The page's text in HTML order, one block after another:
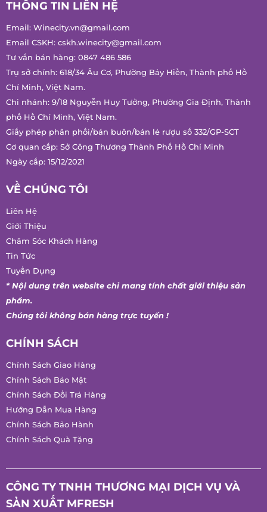
Email:Winecity.vn@gmail.com
Email CSKH:cskh.winecity@gmail.com
Tư vấn bán hàng:0847 486 586
Trụ sở chính: 618/34 Âu Cơ, Phường Bảy Hiền, Thành phố Hồ
Chí Minh, Việt Nam.
Chi nhánh: 9/18 Nguyễn Huy Tưởng, Phường Gia Định, Thành
phố Hồ Chí Minh, Việt Nam.
Giấy phép phân phối/bán buôn/bán lẻ rượu số 332/GP-SCT
Cơ quan cấp: Sở Công Thương Thành Phố Hồ Chí Minh
Liên Hệ
Giới Thiệu
Chăm Sóc Khách Hàng
Tin Tức
Tuyển Dụng
* Nội dung trên website chỉ mang tính chất giới thiệu sản
phẩm.
Chính Sách Giao Hàng
Chính Sách Bảo Mật
Chính Sách Đổi Trả Hàng
Hướng Dẫn Mua Hàng
Chính Sách Bảo Hành
CÔNG TY TNHH THƯƠNG MẠI DỊCH VỤ VÀ